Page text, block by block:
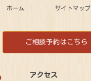
ホーム サイトマップ
ご相談予約はこちら
アクセス